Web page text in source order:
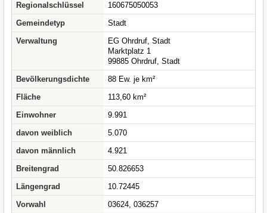
Regionalschlüssel
160675050053
Gemeindetyp
Stadt
Verwaltung
EG Ohrdruf, Stadt
Marktplatz 1
99885 Ohrdruf, Stadt
Bevölkerungsdichte
88 Ew. je km²
Fläche
113,60 km²
Einwohner
9.991
davon weiblich
5.070
davon männlich
4.921
Breitengrad
50.826653
Längengrad
10.72445
Vorwahl
03624, 036257